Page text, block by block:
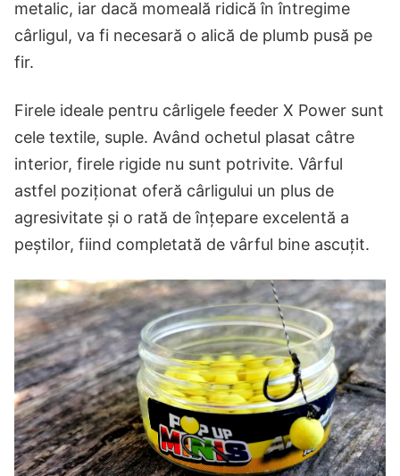
metalic, iar dacă momeală ridică în întregime
cârligul, va fi necesară o alică de plumb pusă pe
fir.
Firele ideale pentru cârligele feeder X Power sunt
cele textile, suple. Având ochetul plasat câtre
interior, firele rigide nu sunt potrivite. Vârful
astfel poziționat oferă cârligului un plus de
agresivitate și o rată de înțepare excelentă a
peștilor, fiind completată de vârful bine ascuțit.